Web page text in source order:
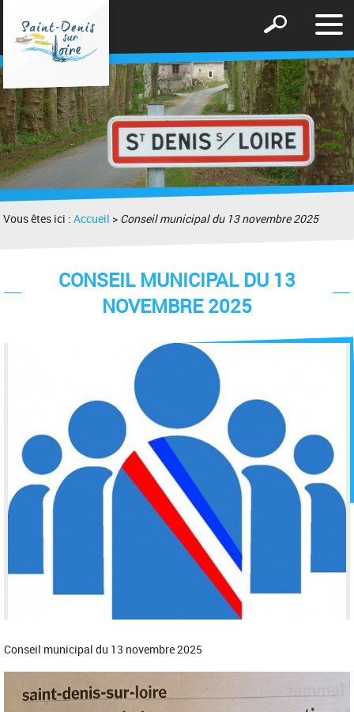
le
Afficher
formulaire
de
recherche
Vous êtes ici :Accueil > Conseil municipal du 13 novembre 2025
CONSEIL MUNICIPAL DU 13
NOVEMBRE 2025
Conseil municipal du 13 novembre 2025